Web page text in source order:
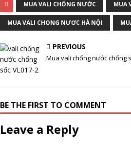
MUA VALI CHỐNG NƯỚC MUA
MUA VALI CHONG NƯƠC HÀ NỘI
PREVIOUS
Mua vali chống nước chống
BE THE FIRST TO COMMENT
Leave a Reply